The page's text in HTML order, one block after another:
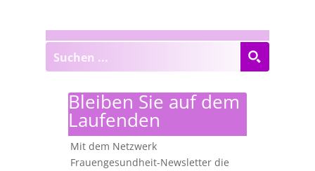
Bleiben Sie auf dem
Laufenden
Mit dem Netzwerk
Frauengesundheit-Newsletter die